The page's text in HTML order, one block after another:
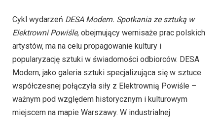
Cykl wydarzeń DESA Modern. Spotkania ze sztuką w
Elektrowni Powiśle, obejmujący wernisaże prac polskich
artystów, ma na celu propagowanie kultury i
popularyzację sztuki w świadomości odbiorców. DESA
Modern, jako galeria sztuki specjalizująca się w sztuce
współczesnej połączyła siły z Elektrownią Powiśle –
ważnym pod względem historycznym i kulturowym
miejscem na mapie Warszawy. W industrialnej